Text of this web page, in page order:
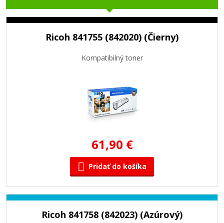
Ricoh 841755 (842020) (Čierny)
Kompatibilný toner
61,90 €
Pridať do košíka
Ricoh 841758 (842023) (Azúrový)